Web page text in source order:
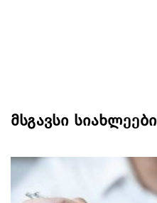
მსგავსი სიახლეები